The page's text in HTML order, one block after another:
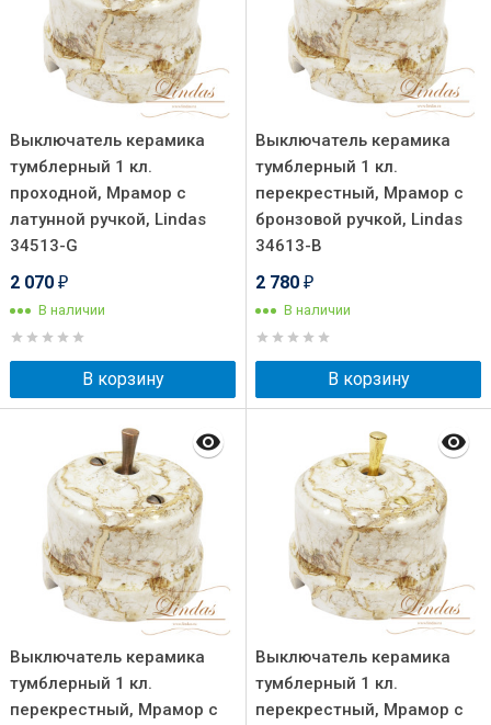
Выключатель керамика
тумблерный 1 кл.
проходной, Мрамор с
латунной ручкой, Lindas
34513-G
2 070 ₽
В наличии
В корзину
Выключатель керамика
тумблерный 1 кл.
перекрестный, Мрамор с
бронзовой ручкой, Lindas
34613-B
2 780 ₽
В наличии
В корзину
Выключатель керамика
тумблерный 1 кл.
перекрестный, Мрамор с
Выключатель керамика
тумблерный 1 кл.
перекрестный, Мрамор с